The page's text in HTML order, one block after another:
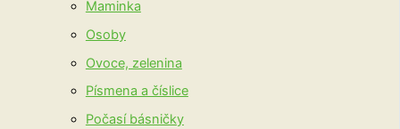
Maminka
Osoby
Ovoce, zelenina
Písmena a číslice
Počasí básničky